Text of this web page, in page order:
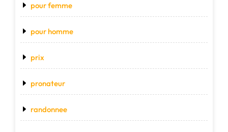
pour femme
pour homme
prix
pronateur
randonnee